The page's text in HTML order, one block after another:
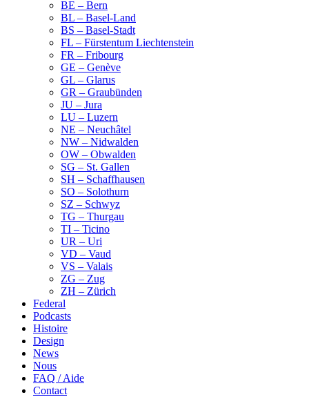
BE – Bern
BL – Basel-Land
BS – Basel-Stadt
FL – Fürstentum Liechtenstein
FR – Fribourg
GE – Genève
GL – Glarus
GR – Graubünden
JU – Jura
LU – Luzern
NE – Neuchâtel
NW – Nidwalden
OW – Obwalden
SG – St. Gallen
SH – Schaffhausen
SO – Solothurn
SZ – Schwyz
TG – Thurgau
TI – Ticino
UR – Uri
VD – Vaud
VS – Valais
ZG – Zug
ZH – Zürich
Federal
Podcasts
Histoire
Design
News
Nous
FAQ / Aide
Contact